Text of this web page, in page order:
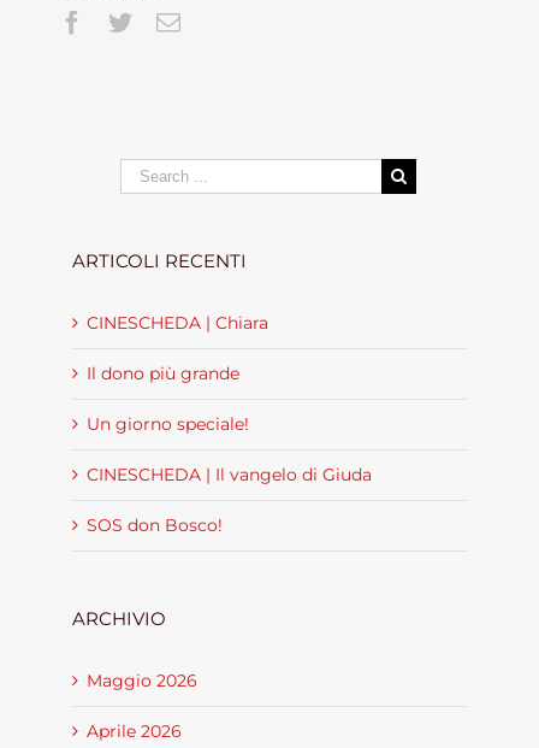
Facebook
TwitterEmail
Search
for:
ARTICOLI RECENTI
CINESCHEDA | Chiara
Il dono più grande
Un giorno speciale!
CINESCHEDA | Il vangelo di Giuda
SOS don Bosco!
ARCHIVIO
Maggio 2026
Aprile 2026